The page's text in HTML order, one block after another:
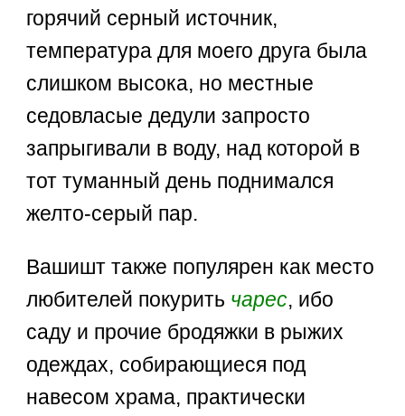
горячий серный источник,
температура для моего друга была
слишком высока, но местные
седовласые дедули запросто
запрыгивали в воду, над которой в
тот туманный день поднимался
желто-серый пар.
Вашишт также популярен как место
любителей покурить чарес, ибо
саду и прочие бродяжки в рыжих
одеждах, собирающиеся под
навесом храма, практически